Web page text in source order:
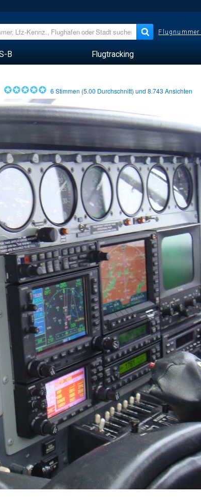
Flugnummer
B Flugtracking
6 Stimmen (5.00 Durchschnitt) und8.743 Ansichten